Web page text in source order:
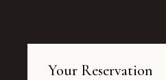
Your Reservation